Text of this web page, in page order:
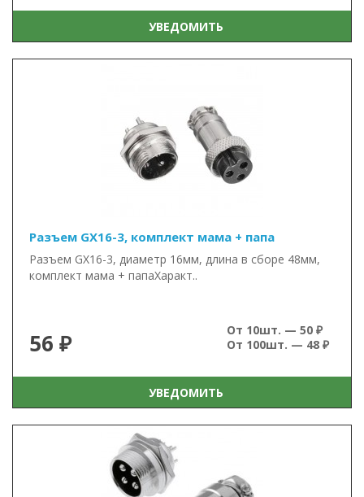
УВЕДОМИТЬ
Разъем GX16-3, комплект мама + папа
Разъем GX16-3, диаметр 16мм, длина в сборе 48мм,
комплект мама + папаХаракт..
56 ₽
От 10шт. — 50 ₽
От 100шт. — 48 ₽
УВЕДОМИТЬ